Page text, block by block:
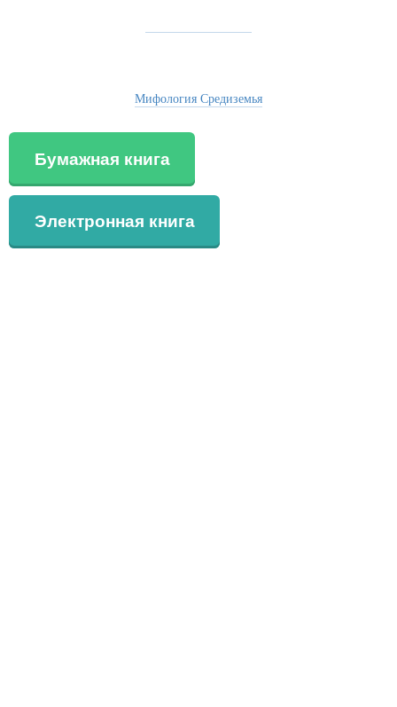
Мифология Средиземья
Бумажная книга
Электронная книга